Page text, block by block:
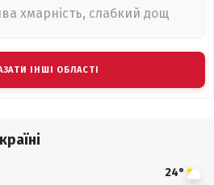
хмарність, слабкий дощ
ІНШІ ОБЛАСТІ
24°